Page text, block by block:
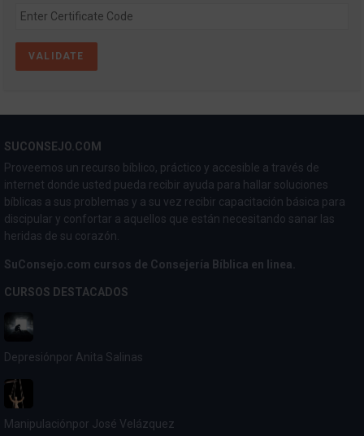
SUCONSEJO.COM
Proveemos un recurso bíblico, práctico y accesible a través de
internet donde usted pueda recibir ayuda para hallar soluciones
bíblicas a sus problemas y a su vez recibir capacitación básica para
discipular y confortar a aquellos que están necesitando sanar las
heridas de su corazón.
SuConsejo.com cursos de Consejería Bíblica en linea.
CURSOS DESTACADOS
Depresiónpor Anita Salinas
Manipulaciónpor José Velázquez